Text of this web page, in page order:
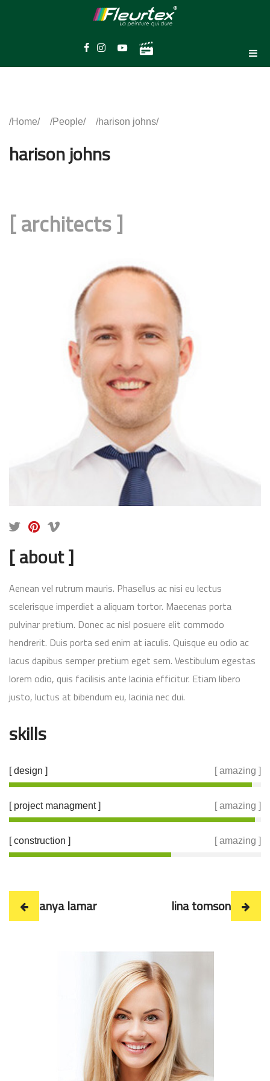
Home People harison johns
harison johns
[architects]
[ about ]
Aenean vel rutrum mauris. Phasellus ac nisi eu lectus
scelerisque imperdiet a aliquam tortor. Maecenas porta
pulvinar pretium. Donec ac nisl posuere elit commodo
hendrerit. Duis porta sed enim at iaculis. Quisque eu odio ac
lacus dapibus semper pretium eget sem. Vestibulum egestas
lorem odio, quis facilisis ante lacinia efficitur. Etiam libero
justo, luctus at bibendum eu, lacinia nec dui.
skills
[ design ] [ amazing ]
[ project managment ] [ amazing ]
[ construction ] [ amazing ]
anya lamar lina tomson